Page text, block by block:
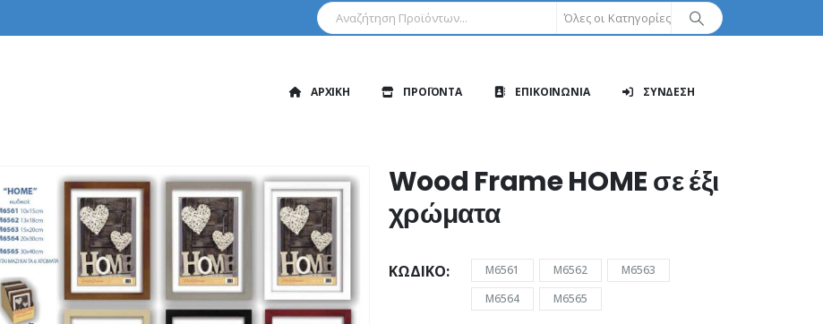
Όλες οι Κατηγορίες
ΑΡΧΙΚΗ ΠΡΟΪΟΝΤΑ ΕΠΙΚΟΙΝΩΝΙΑ ΣΥΝΔΕΣΗ
Wood Frame HOME σε έξι
χρώματα
ΚΩΔΙΚΌ M6561 M6562
M6563
M6564
M6565